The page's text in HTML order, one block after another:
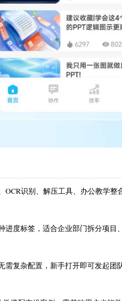
OCR识别、解压工具、办公教学
进度标签，适合企业部门拆分项
需复杂配置，新手打开即可发起